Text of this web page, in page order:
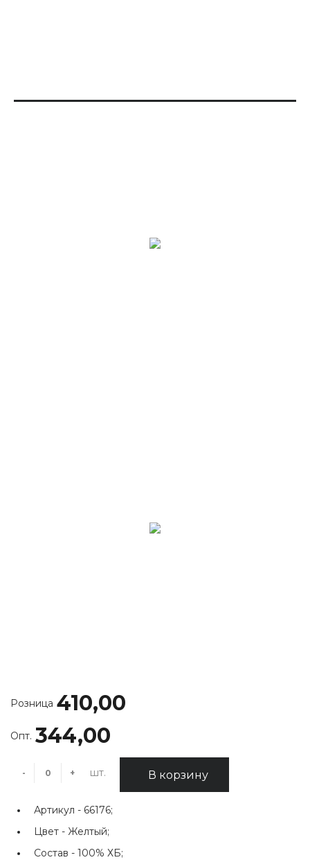
Розница 410,00
Опт. 344,00
- + шт. В корзину
Артикул - 66176;
Цвет - Желтый;
Состав - 100% ХБ;